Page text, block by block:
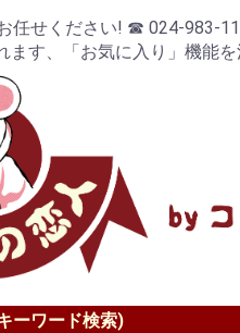
任せください! ☎ 024-983-
す、「お気に入り」機能を
ーワード検索)